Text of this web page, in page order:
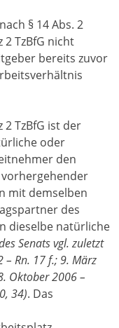
nach § 14 Abs. 2
2 TzBfG nicht
bereits zuvor
2 TzBfG ist der
oder
den
mit demselben
des
dieselbe natürliche
Senats vgl. zuletzt
– Rn. 17 f.; 9. März
Oktober 2006 –
34). Das